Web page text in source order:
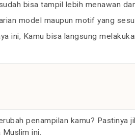
bisa tampil lebih menawan
model maupun motif yang
ini, Kamu bisa langsung
penampilan kamu?
ini.